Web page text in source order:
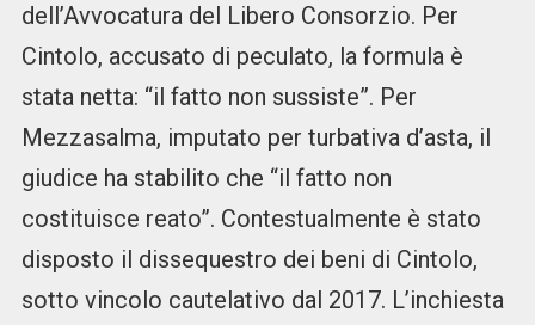
dell’Avvocatura del Libero Consorzio. Per
Cintolo, accusato di peculato, la formula è
stata netta: “il fatto non sussiste”. Per
Mezzasalma, imputato per turbativa d’asta, il
giudice ha stabilito che “il fatto non
costituisce reato”. Contestualmente è stato
disposto il dissequestro dei beni di Cintolo,
sotto vincolo cautelativo dal 2017. L’inchiesta